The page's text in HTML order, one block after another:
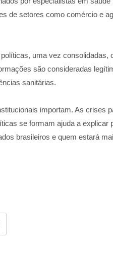
de setores como comércio e
uma vez consolidadas,
são consideradas
sanitárias.
importam. As crises
se formam ajuda a explicar
brasileiros e quem estará